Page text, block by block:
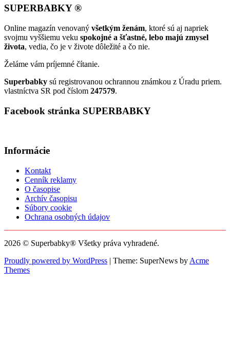
SUPERBABKY ®
Online magazín venovaný všetkým ženám, ktoré sú aj napriek
svojmu vyššiemu veku spokojné a šťastné, lebo majú zmysel
života, vedia, čo je v živote dôležité a čo nie.
Želáme vám príjemné čítanie.
Superbabky sú registrovanou ochrannou známkou z Úradu priem.
vlastníctva SR pod číslom 247579.
Facebook stránka SUPERBABKY
Informácie
Kontakt
Cenník reklamy
O časopise
Archív časopisu
Súbory cookie
Ochrana osobných údajov
2026 © Superbabky® Všetky práva vyhradené.
Proudly powered by WordPress | Theme: SuperNews by Acme
Themes